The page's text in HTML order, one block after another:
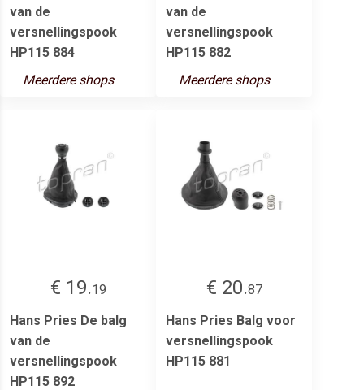
van de
versnellingspook
HP115 884
Meerdere shops
van de
versnellingspook
HP115 882
Meerdere shops
€ 19.19
Hans Pries De balg
van de
versnellingspook
HP115 892
€ 20.87
Hans Pries Balg voor
versnellingspook
HP115 881